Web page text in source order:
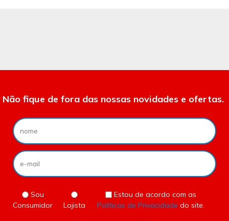
Não fique de fora das nossas novidades e ofertas.
Sou
Consumidor
Lojista
Estou de acordo com as
Políticas de Privacidade do site.